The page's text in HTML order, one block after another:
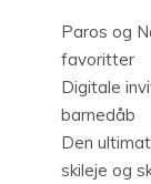
Paros og
favoritter
Digitale
barnedåb
Den
skileje og